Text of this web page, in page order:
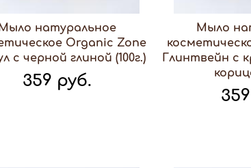
натуральное
Organic Zone
с черной глиной (100г.)
359 руб.
Мыло
Глинтвейн с